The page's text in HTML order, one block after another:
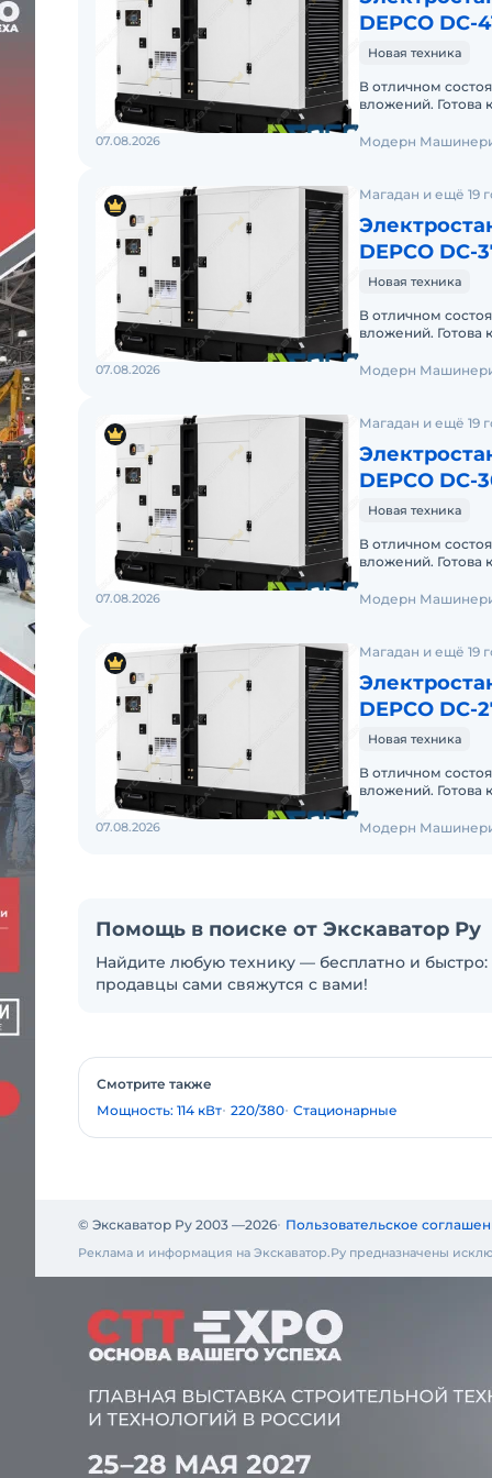
WIDTH mm1100
HEIGHT mm1770
WEIGHT*kg1750
FUEL TANK CAPACITY330L
DEPCO DC-
Новая техника
В отличном
вложений. Готова
07.08.2026 Модерн
Магадан и ещё 19
DEPCO DC-
Новая техника
В отличном
вложений. Готова
07.08.2026 Модерн
Магадан и ещё 19
DEPCO DC-
Новая техника
В отличном
вложений. Готова
07.08.2026 Модерн
Магадан и ещё 19
DEPCO DC-
Новая техника
В отличном
вложений. Готова
07.08.2026 Модерн
Помощь в поиске от Экскаватор Ру
Найдите любую технику — бесплатно и быстро:
продавцы сами свяжутся с вами!
Смотрите также
Мощность: 114 кВт 220/380 Стационарные
© Экскаватор Ру 2003 —2026 Пользовательское
Реклама и информация на Экскаватор.Ру предназначены